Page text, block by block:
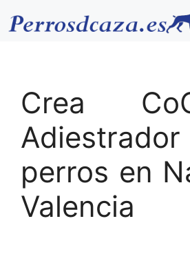
Crea
perros en
Valencia